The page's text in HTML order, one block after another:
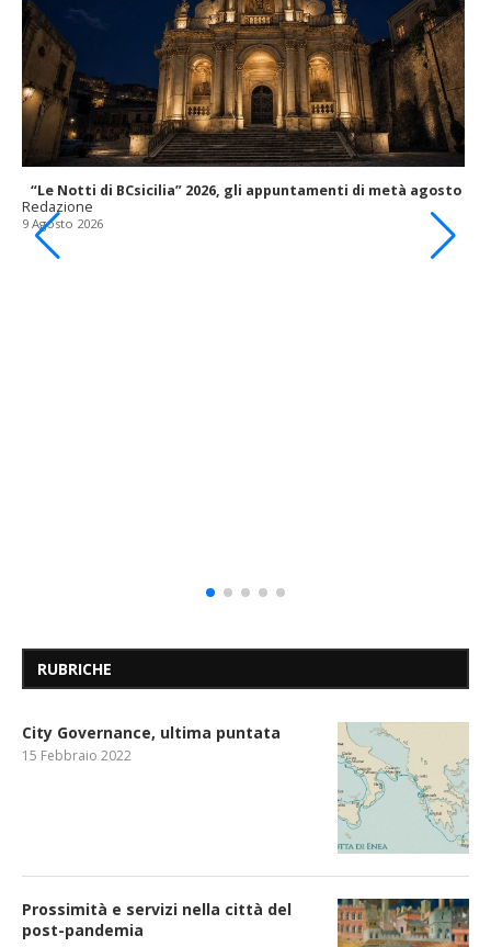
“Le Notti di BCsicilia” 2026, gli appuntamenti di metà agosto
Redazione
9 Agosto 2026
RUBRICHE
City Governance, ultima puntata
15 Febbraio 2022
Prossimità e servizi nella città del
post-pandemia